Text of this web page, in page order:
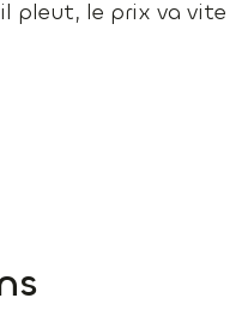
pleut, le prix va vite